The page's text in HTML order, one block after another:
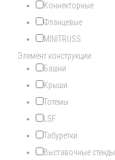
Коннекторные
Фланцевые
MINITRUSS
Элемент конструкции:
Башни
Крыши
Тотемы
LSF
Табуретки
Выставочные стенды